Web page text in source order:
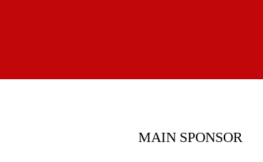
MAIN SPONSOR